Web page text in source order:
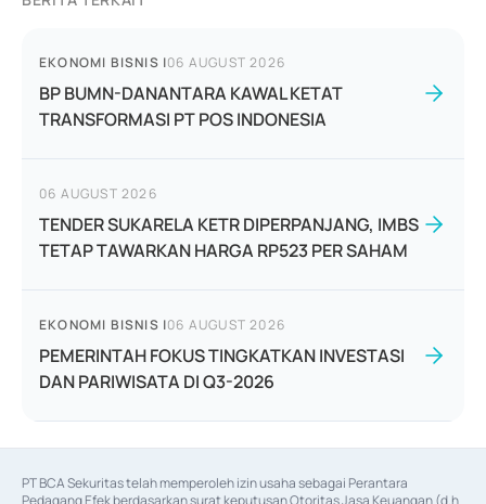
EKONOMI BISNIS |06 AUGUST 2026
BP BUMN-DANANTARA KAWAL KETAT
TRANSFORMASI PT POS INDONESIA
06 AUGUST 2026
TENDER SUKARELA KETR DIPERPANJANG, IMBS
TETAP TAWARKAN HARGA RP523 PER SAHAM
EKONOMI BISNIS |06 AUGUST 2026
PEMERINTAH FOKUS TINGKATKAN INVESTASI
DAN PARIWISATA DI Q3-2026
PT BCA Sekuritas telah memperoleh izin usaha sebagai Perantara
Pedagang Efek berdasarkan surat keputusan Otoritas Jasa Keuangan (d.h